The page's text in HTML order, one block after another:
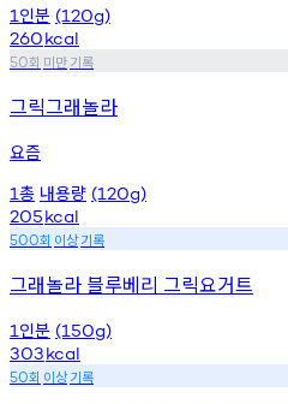
1 인분 (120g)
260kcal
50회 미만기록
그릭그래놀라
요즘
1총 내용량 (120g)
205kcal
500회 이상기록
그래놀라 블루베리 그릭요거트
1 인분 (150g)
303kcal
50회 이상기록